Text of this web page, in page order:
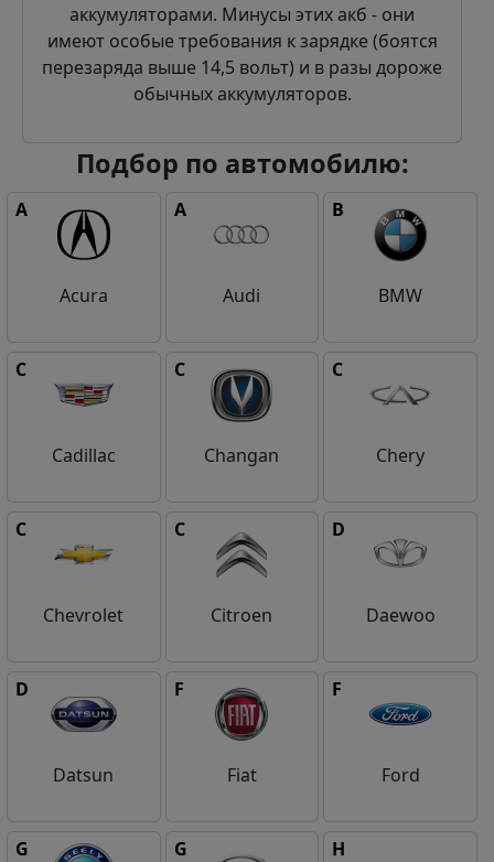
аккумуляторами. Минусы этих акб - они
имеют особые требования к зарядке (боятся
перезаряда выше 14,5 вольт) и в разы дороже
обычных аккумуляторов.
Подбор по автомобилю:
A
Acura
A
Audi
B
BMW
C
Cadillac
C
Changan
C
Chery
C
Chevrolet
C
Citroen
D
Daewoo
D
Datsun
F
Fiat
F
Ford
G G H